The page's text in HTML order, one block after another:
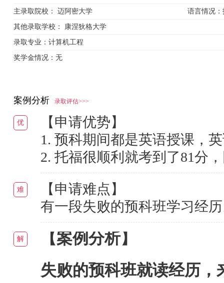
主录取院校： 迈阿密大学
其他录取学校： 康涅狄格大学
录取专业： 计算机工程
奖学金情况： 无
语言情况：
案例分析 录取评估>>>
优
【申请优势】
1. 预科期间都是英语授课，
2. 托福很顺利就考到了81分
难
【申请难点】
有一段失败的预科班学习经
解
【案例分析】
失败的预科班就读经历，